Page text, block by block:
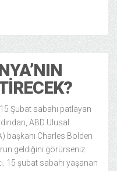
Şubat sabahı patlayan
ABD Ulusal
başkanı Charles Bolden
geldiğini görürseniz
15 şubat sabahı yaşanan